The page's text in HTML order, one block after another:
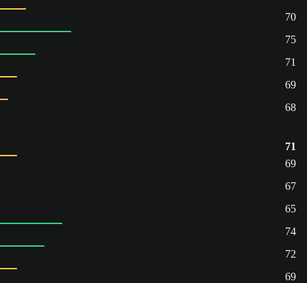
70
75
71
69
68
71
69
67
65
74
72
69